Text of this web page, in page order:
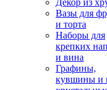
Декор из
Вазы для
и торта
Наборы для
крепких
и вина
Графины,
кувшины и